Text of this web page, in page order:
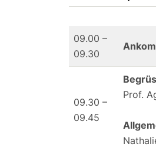
09.00 –
09.30
09.30 –
09.45
Prof.